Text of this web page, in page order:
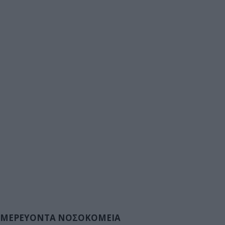
ΝΟΣΟΚΟΜΕΙΑ